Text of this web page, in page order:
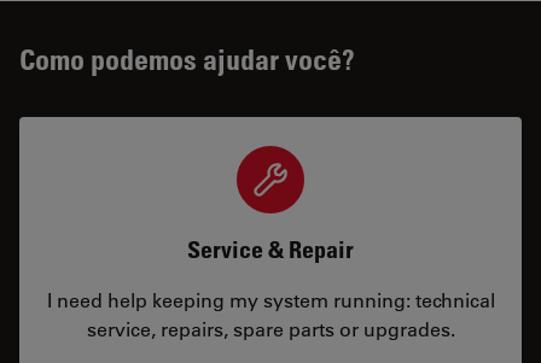
Como podemos ajudar você?
Service & Repair
I need help keeping my system running: technical
service, repairs, spare parts or upgrades.